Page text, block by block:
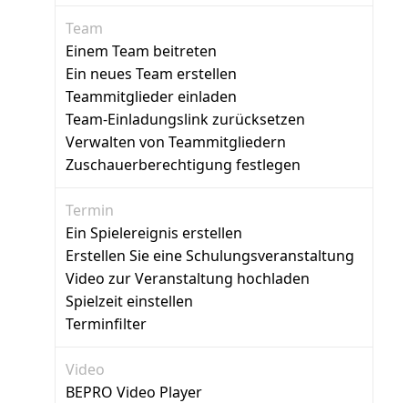
Team
Einem Team beitreten
Ein neues Team erstellen
Teammitglieder einladen
Team-Einladungslink zurücksetzen
Verwalten von Teammitgliedern
Zuschauerberechtigung festlegen
Termin
Ein Spielereignis erstellen
Erstellen Sie eine Schulungsveranstaltung
Video zur Veranstaltung hochladen
Spielzeit einstellen
Terminfilter
Video
BEPRO Video Player